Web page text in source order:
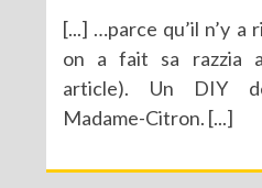
[...] …parce qu’il n’y a
on a fait sa razzia
article). Un DIY
Madame-Citron. [...]